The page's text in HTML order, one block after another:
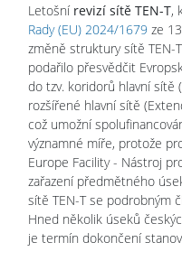
Letošní revizí sítě TEN-T,
Rady (EU) 2024/1679 ze
změně struktury sítě TEN-
podařilo přesvědčit
do tzv. koridorů hlavní sítě
rozšířené hlavní sítě
což umožní
významné míře, protože
Europe Facility - Nástroj
zařazení předmětného
sítě TEN-T se podrobným
Hned několik úseků
je termín dokončení